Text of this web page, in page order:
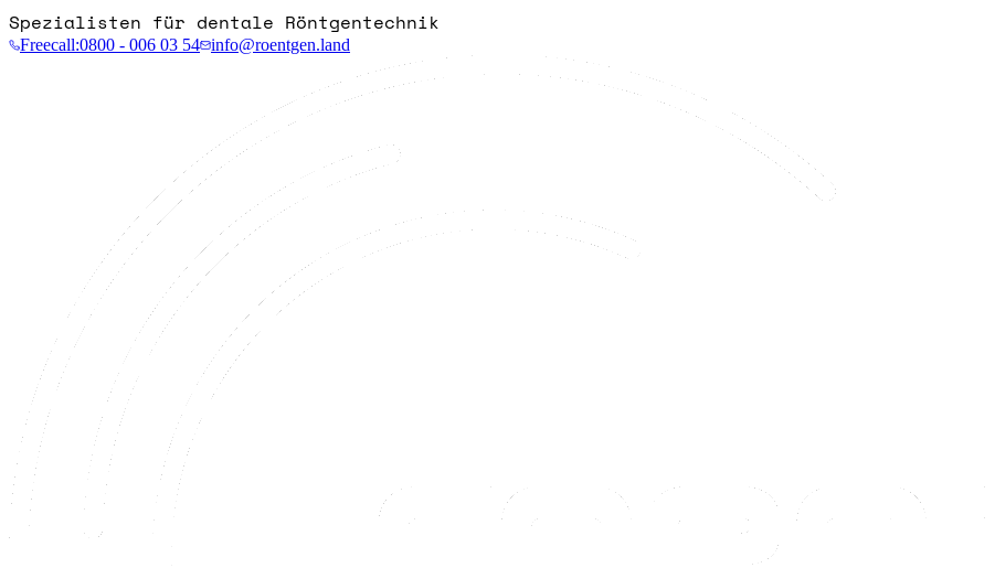
Spezialisten für dentale Röntgentechnik
Freecall:0800 - 006 03 54 info@roentgen.land